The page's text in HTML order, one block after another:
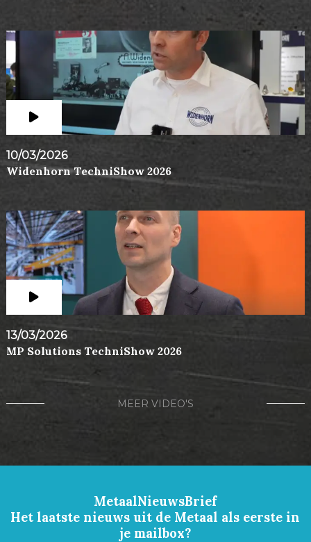
10/03/2026
Widenhorn TechniShow 2026
13/03/2026
MP Solutions TechniShow 2026
MEER VIDEO'S
MetaalNieuwsBrief
Het laatste nieuws uit de Metaal als eerste in
je mailbox?